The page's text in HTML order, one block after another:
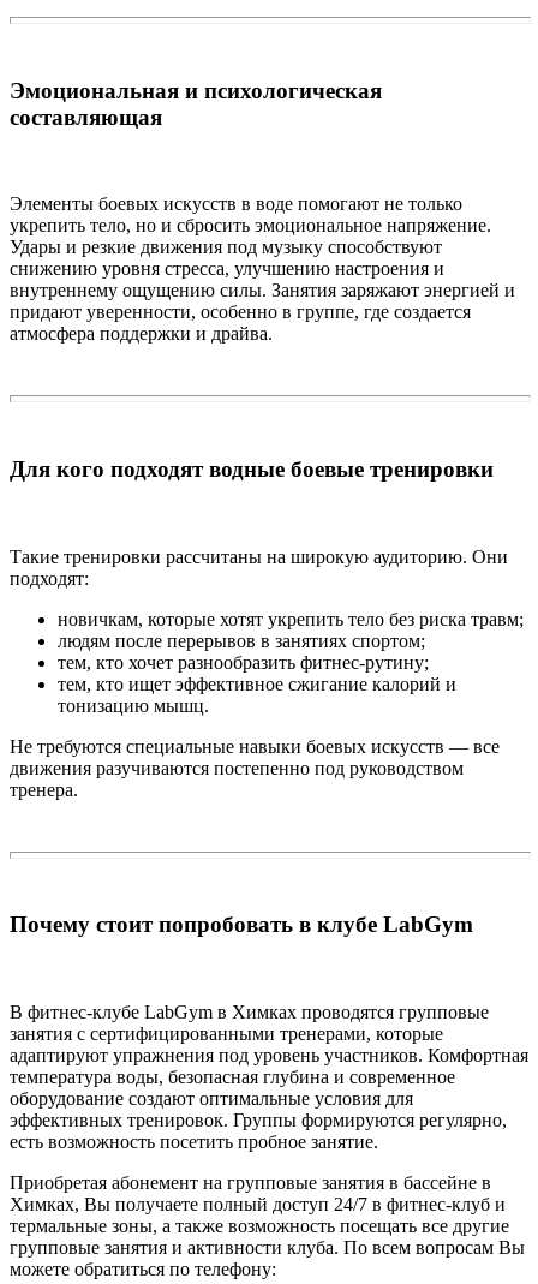
Эмоциональная и психологическая
составляющая
Элементы боевых искусств в воде помогают не только
укрепить тело, но и сбросить эмоциональное напряжение.
Удары и резкие движения под музыку способствуют
снижению уровня стресса, улучшению настроения и
внутреннему ощущению силы. Занятия заряжают энергией и
придают уверенности, особенно в группе, где создается
атмосфера поддержки и драйва.
Для кого подходят водные боевые тренировки
Такие тренировки рассчитаны на широкую аудиторию. Они
подходят:
новичкам, которые хотят укрепить тело без риска травм;
людям после перерывов в занятиях спортом;
тем, кто хочет разнообразить фитнес-рутину;
тем, кто ищет эффективное сжигание калорий и
тонизацию мышц.
Не требуются специальные навыки боевых искусств — все
движения разучиваются постепенно под руководством
тренера.
Почему стоит попробовать в клубе LabGym
В фитнес-клубе LabGym в Химках проводятся групповые
занятия с сертифицированными тренерами, которые
адаптируют упражнения под уровень участников. Комфортная
температура воды, безопасная глубина и современное
оборудование создают оптимальные условия для
эффективных тренировок. Группы формируются регулярно,
есть возможность посетить пробное занятие.
Приобретая абонемент на групповые занятия в бассейне в
Химках, Вы получаете полный доступ 24/7 в фитнес-клуб и
термальные зоны, а также возможность посещать все другие
групповые занятия и активности клуба. По всем вопросам Вы
можете обратиться по телефону: